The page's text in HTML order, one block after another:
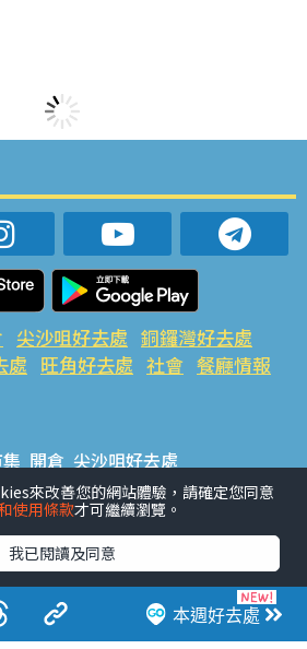
本週好去處
尖沙咀好去處 銅鑼灣好去處
處 旺角好去處 社會 餐廳情報
開倉 尖沙咀好去處
處 荃灣好去處 旺角好去處 社會
動推介 #美食社群熱話
應用程式
#限時搶
商戶中心 #著數
來改善您的網站體驗，請確定您同意
使用條款才可繼續瀏覽。
我已閱讀及同意